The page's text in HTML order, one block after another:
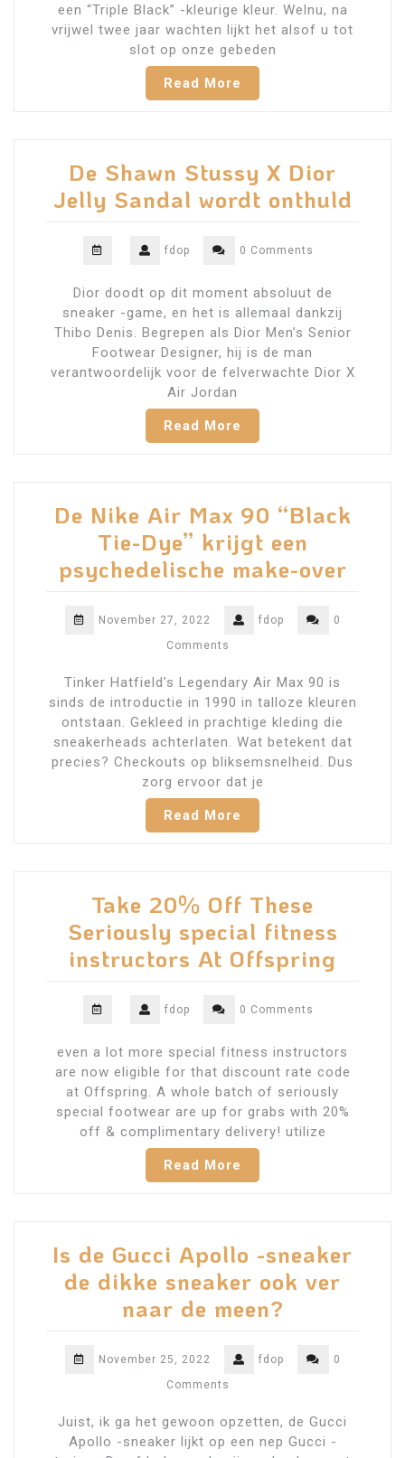
een “Triple Black” -kleurige kleur. Welnu, na
vrijwel twee jaar wachten lijkt het alsof u tot
slot op onze gebeden
Read More
De Shawn Stussy X Dior
Jelly Sandal wordt onthuld
fdop 0 Comments
Dior doodt op dit moment absoluut de
sneaker -game, en het is allemaal dankzij
Thibo Denis. Begrepen als Dior Men’s Senior
Footwear Designer, hij is de man
verantwoordelijk voor de felverwachte Dior X
Air Jordan
Read More
De Nike Air Max 90 “Black
Tie-Dye” krijgt een
psychedelische make-over
November 27, 2022 fdop
0
Comments
Tinker Hatfield’s Legendary Air Max 90 is
sinds de introductie in 1990 in talloze kleuren
ontstaan. Gekleed in prachtige kleding die
sneakerheads achterlaten. Wat betekent dat
precies? Checkouts op bliksemsnelheid. Dus
zorg ervoor dat je
Read More
Take 20% Off These
Seriously special fitness
instructors At Offspring
fdop 0 Comments
even a lot more special fitness instructors
are now eligible for that discount rate code
at Offspring. A whole batch of seriously
special footwear are up for grabs with 20%
off & complimentary delivery! utilize
Read More
Is de Gucci Apollo -sneaker
de dikke sneaker ook ver
naar de meen?
November 25, 2022 fdop
0
Comments
Juist, ik ga het gewoon opzetten, de Gucci
Apollo -sneaker lijkt op een nep Gucci -